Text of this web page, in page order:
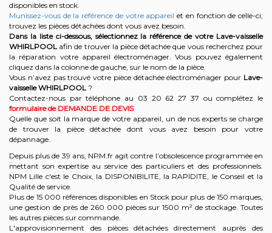
disponibles en stock.
Munissez-vous de la référence de votre appareil et en fonction de celle-ci,
trouvez les pièces détachées dont vous avez besoin.
Dans la liste ci-dessous, sélectionnez la référence de votre Lave-vaisselle
WHIRLPOOLafin de trouver la pièce détachée que vous recherchez pour
la réparation votre appareil électroménager. Vous pouvez également
cliquez dans la colonne de gauche, sur le nom de la pièce.
Vous n’avez pas trouvé votre pièce détachée électroménager pour Lave-
vaisselle WHIRLPOOL?
Contactez-nous par téléphone au 03 20 62 27 37 ou complétez le
formulaire de DEMANDE DE DEVIS
Quelle que soit la marque de votre appareil, un de nos experts se charge
de trouver la pièce détachée dont vous avez besoin pour votre
dépannage.
Depuis plus de 39 ans, NPM.fr agit contre l’obsolescence programmée en
mettant son expertise au service des particuliers et des professionnels.
NPM Lille c'est le Choix, la DISPONIBILITE, la RAPIDITE, le Conseil et la
Qualité de service.
Plus de 15 000 références disponibles en Stock pour plus de 150 marques,
une gestion de près de 260 000 pièces sur 1500 m² de stockage. Toutes
les autres pièces sur commande.
L'approvisionnement des pièces détachées directement auprès des